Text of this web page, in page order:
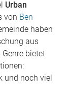
Urban
von Ben
haben
aus
bietet
und noch viel